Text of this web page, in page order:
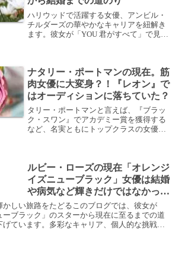
ハリウッドで活躍する女優、アンビル・
チルダーズの華やかなキャリアを紐解き
ます。彼女が「YOU 君がすべて」で見せ
ダーズ「YOU 君が...
ナタリー・ポートマンの現在。筋
肉女優に大変身？！『レオン』で
はオーディションに落ちていた？
タリー・ポートマンと言えば、『ブラッ
ク・スワン』でアカデミー賞を獲得する
など、名実ともにトップクラスの女優で
わいい少女から、大女優に...
ルビー・ローズの現在「オレンジ
イズニューブラック」女優は結婚
や病気など輝きだけではなかっ
た？
かしい旅路をたどるこのブログでは、彼女が
ーブラック」のスターから現在に至るまでの道
ています。多彩なキャリア、個人的な挑戦、